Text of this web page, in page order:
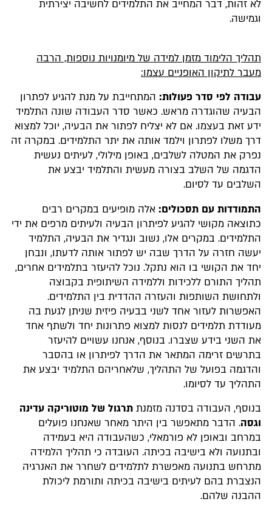
לא זהות, דבר המחייב את התלמידים לחשיבה יצירתית
וגמישה.
תהליך הלימוד מזמן למידה של מיומנויות נוספות, הרבה
מעבר לתיקון האופניים עצמו:
עבודה לפי סדר פעולות: המתחייבת על מנת להגיע לפתרון
הבעיה שהוגדרה מראש. כאשר סדר העבודה שונה התלמיד
ידע זאת בעצמו. אם לא יצליח לפתור את הבעיה, יוכל למצוא
דרך משלו לפתרון וילמד אותה את יתר התלמידים. במקרה זה
נפרק את המטלה לשלבים, באופן מילולי, לעיתים נעשית
הדגמה של השלב בצורה מעשית והתלמיד יבצע את
השלבים עד לסיום.
התמודדות עם תסכולים: אלה מופיעים במקרים רבים
כתוצאה מקושי להגיע לפיתרון הבעיה ולעיתים מרפים את ידי
התלמידים. במקרים אלו, נשוב ונגדיר את הבעיה, התלמיד
יעשה חזרה על הדרך שבה יש לפתור אותה לדעתו, ונבחן
יחד את הקושי בו הוא נתקל. נוכל להיעזר בתלמידים אחרים,
תהליך התורם ללכידות וללמידה השיתופית בקבוצה
ולתחושת השותפות והעזרה ההדדית בין התלמידים.
האפשרות לעזור אחד לשני בבעיה פיזית שניתן לגעת בה
מעודדת תלמידים לנסות למצוא פתרונות יחד ולשתף אחד
את השני בידע שצברו. בנוסף, אנחנו עשויים להיעזר
בתרשים זרימה המתאר את הדרך לפיתרון או בהסבר
והדגמה בפועל של התהליך, שלאחריהם התלמיד יבצע את
התהליך עד לסיומו.
בנוסף, העבודה בסדנה מזמנת תרגול של מוטוריקה עדינה
וגסה. הדבר מתאפשר בין היתר מאחר שאנחנו פועלים
במרחב ובאופן לא פורמאלי, כשהעבודה היא בעמידה
ובתנועה ולא בישיבה בכיתה. העובדה כי תהליך הלמידה
מתרחש בתנועה מאפשרת לתלמידים לשחרר את האנרגיה
הנצברת בהם לעיתים בישיבה בכיתה ותורמת ליכולת
ההבנה שלהם.